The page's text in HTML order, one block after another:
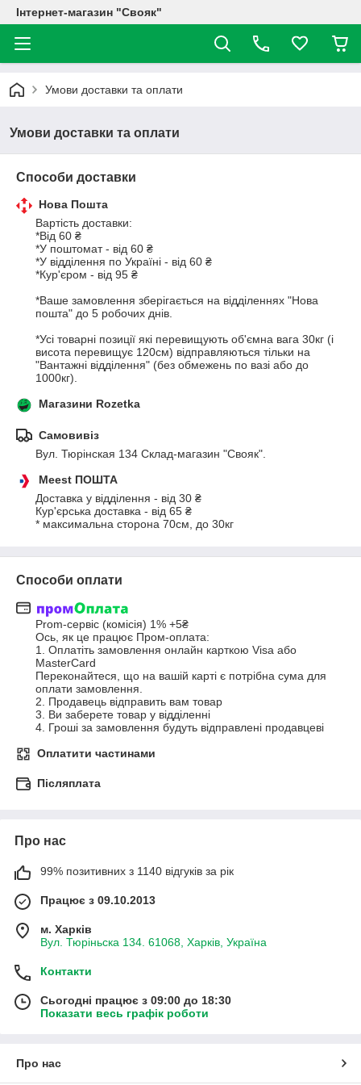
Інтернет-магазин "Свояк"
Умови доставки та оплати
Умови доставки та оплати
Способи доставки
Нова Пошта
Вартість доставки:
*Від 60 ₴
*У поштомат - від 60 ₴
*У відділення по Україні - від 60 ₴
*Кур'єром - від 95 ₴
*Ваше замовлення зберігається на відділеннях "Нова
пошта" до 5 робочих днів.
*Усі товарні позиції які перевищують об'ємна вага 30кг (і
висота перевищує 120см) відправляються тільки на
"Вантажні відділення" (без обмежень по вазі або до
1000кг).
Магазини Rozetka
Самовивіз
Вул. Тюрінская 134 Склад-магазин "Свояк".
Meest ПОШТА
Доставка у відділення - від 30 ₴
Кур'єрська доставка - від 65 ₴
* максимальна сторона 70см, до 30кг
Способи оплати
Prom-сервіс (комісія) 1% +5₴
Ось, як це працює Пром-оплата:
1. Оплатіть замовлення онлайн карткою Visa або
MasterCard
Переконайтеся, що на вашій карті є потрібна сума для
оплати замовлення.
2. Продавець відправить вам товар
3. Ви заберете товар у відділенні
4. Гроші за замовлення будуть відправлені продавцеві
Оплатити частинами
Післяплата
Про нас
99% позитивних з 1140 відгуків за рік
Працює з 09.10.2013
м. Харків
Вул. Тюріньска 134. 61068, Харків, Україна
Контакти
Сьогодні працює з 09:00 до 18:30
Показати весь графік роботи
Про нас